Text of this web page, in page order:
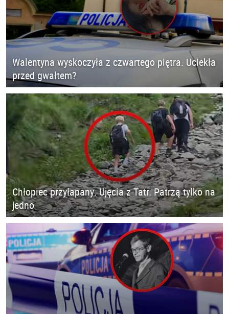
Walentyna wyskoczyła z czwartego piętra. Uciekła
przed gwałtem?
Chłopiec przyłapany. Ujęcia z Tatr. Patrzą tylko na
jedno